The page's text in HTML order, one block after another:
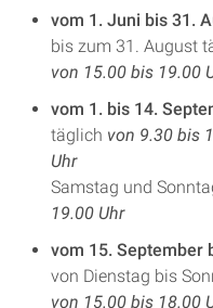
vom 1. Juni bis 31.
bis zum 31. August
von 15.00 bis 19.00
vom 1. bis 14.
täglich von 9.30 bis
Uhr
Samstag und
19.00 Uhr
vom 15. September
von Dienstag bis
von 15.00 bis 18.00